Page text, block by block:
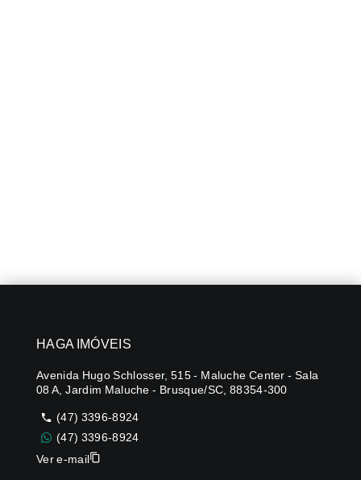
HAGA IMÓVEIS
Avenida Hugo Schlosser, 515 - Maluche Center - Sala
08 A, Jardim Maluche - Brusque/SC, 88354-300
(47) 3396-8924
(47) 3396-8924
Ver e-mail